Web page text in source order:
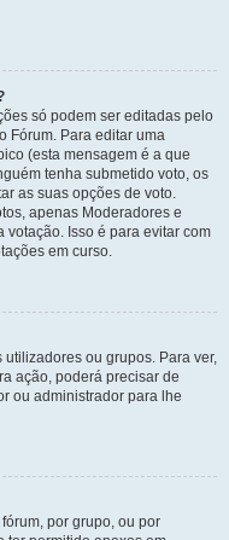
só podem ser editadas pelo
Fórum. Para editar uma
(esta mensagem é a que
tenha submetido voto, os
as suas opções de voto.
apenas Moderadores e
Isso é para evitar com
em curso.
ou grupos. Para ver,
ação, poderá precisar de
ou administrador para lhe
por grupo, ou por